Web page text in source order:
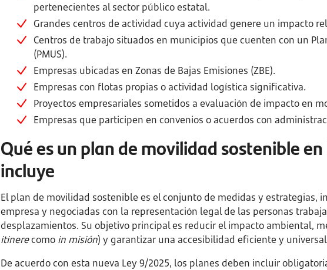
pertenecientes al sector público estatal.
Grandes centros de actividad cuya actividad genere un impacto
Centros de trabajo situados en municipios que cuenten con un
(PMUS).
Empresas ubicadas en Zonas de Bajas Emisiones (ZBE).
Empresas con flotas propias o actividad logística significativa.
Proyectos empresariales sometidos a evaluación de impacto en
Empresas que participen en convenios o acuerdos con
Qué es un plan de movilidad sostenible
incluye
El plan de movilidad sostenible es el conjunto de medidas y estrategias,
empresa y negociadas con la representación legal de las personas
desplazamientos. Su objetivo principal es reducir el impacto ambiental,
itinerecomo in misión) y garantizar una accesibilidad eficiente y
De acuerdo con esta nueva Ley 9/2025, los planes deben incluir